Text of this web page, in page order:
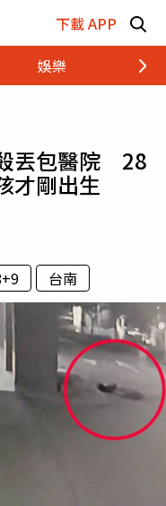
下載 APP
娛樂 財經
丟包醫院 28
才剛出生
台南